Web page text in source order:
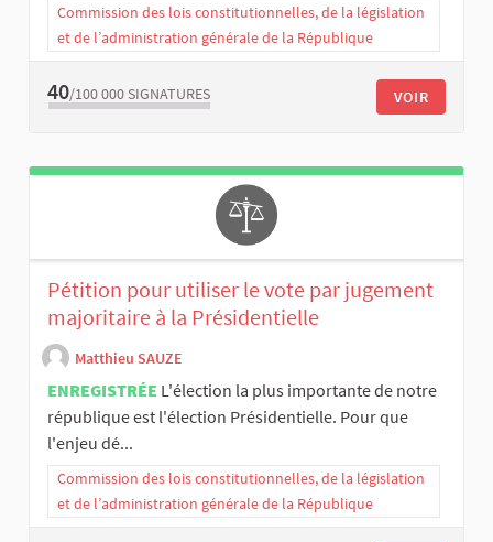
Commission des lois constitutionnelles, de la législation
et de l’administration générale de la République
40/100 000 SIGNATURES VOIR
Pétition pour utiliser le vote par jugement
majoritaire à la Présidentielle
Matthieu SAUZE
ENREGISTRÉE L'élection la plus importante de notre
république est l'élection Présidentielle. Pour que
l'enjeu dé...
Commission des lois constitutionnelles, de la législation
et de l’administration générale de la République